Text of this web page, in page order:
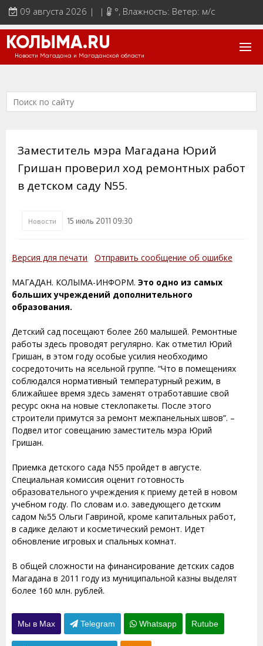
09 августа 2026 | | °, Влажность: Ветер: м/с
КОЛЫМА.RU
Новости Магадана и Магаданской области
Заместитель мэра Магадана Юрий
Гришан проверил ход ремонтных работ
в детском саду N55.
Новости 15 июль 2011 09:30
Версия для печати Отправить сообщение об ошибке
МАГАДАН. КОЛЫМА-ИНФОРМ. Это одно из самых
больших учреждений дополнительного
образования.
Детский сад посещают более 260 малышей. Ремонтные
работы здесь проводят регулярно. Как отметил Юрий
Гришан, в этом году особые усилия необходимо
сосредоточить на ясельной группе. “Что в помещениях
соблюдался нормативный температурный режим, в
ближайшее время здесь заменят отработавшие свой
ресурс окна на новые стеклопакеты. После этого
строители примутся за ремонт межпанельных швов”. –
Подвел итог совещанию заместитель мэра Юрий
Гришан.
Приемка детского сада N55 пройдет в августе.
Специальная комиссия оценит готовность
образовательного учреждения к приему детей в новом
учебном году. По словам и.о. заведующего детским
садом №55 Ольги Гавриной, кроме капитальных работ,
в садике делают и косметический ремонт. Идет
обновление игровых и спальных комнат.
В общей сложности на финансирование детских садов
Магадана в 2011 году из муниципальной казны выделят
более 160 млн. рублей.
Мы в Max Telegram Whatsapp Rutube